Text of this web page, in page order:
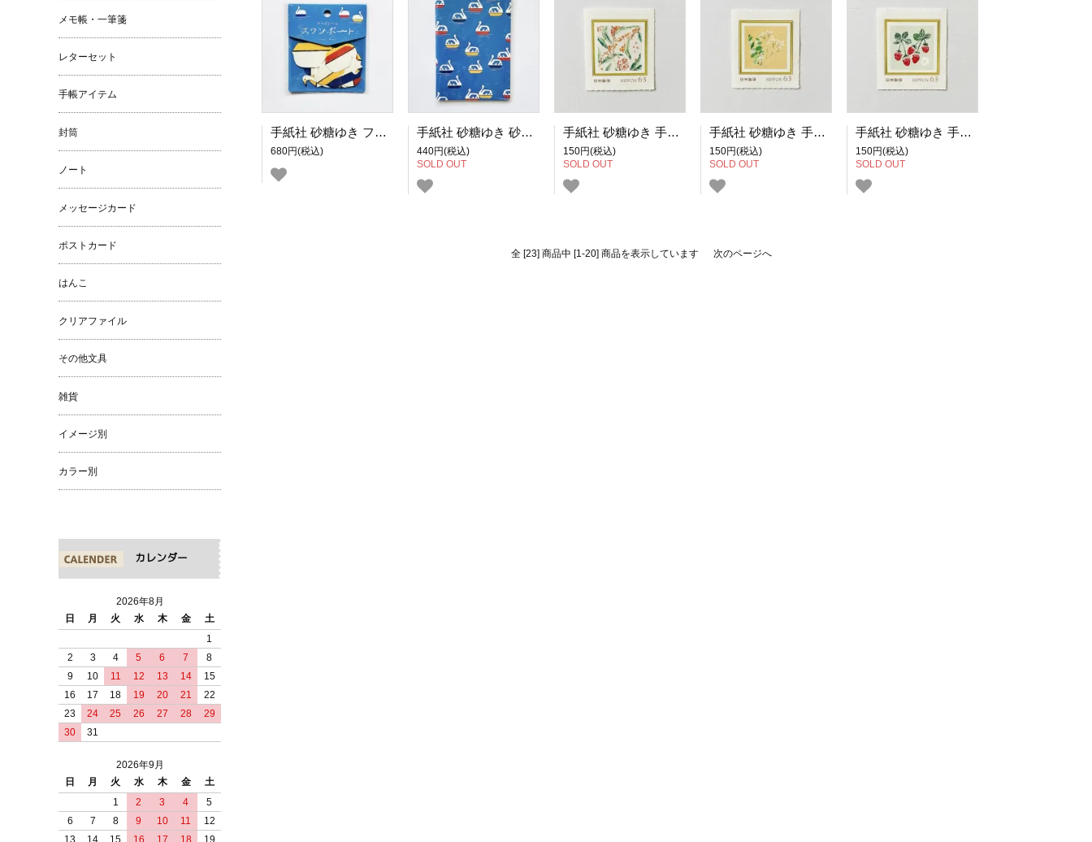
手紙社 砂糖ゆき フレークシール スワンボート
680円(税込)
手紙社 砂糖ゆき 砂糖ゆき かどまるノート スワンボート
440円(税込)
SOLD OUT
手紙社 砂糖ゆき 手紙社オリジナル切手 金木犀
150円(税込)
SOLD OUT
手紙社 砂糖ゆき 手紙社オリジナル切手 ユーカリプタスとかすみ草
150円(税込)
SOLD OUT
手紙社 砂糖ゆき 手紙社オリジナル切手 いちご
150円(税込)
SOLD OUT
全 [23] 商品中 [1-20] 商品を表示しています 次のページへ
メモ帳・一筆箋
レターセット
手帳アイテム
封筒
ノート
メッセージカード
ポストカード
はんこ
クリアファイル
その他文具
雑貨
イメージ別
カラー別
カレンダー
2026年8月
日
月 火 水 木 金
土
1
2
3 4 5 6 7
8
9
10 11 12 13 14
15
16
17 18 19 20 21
22
23
24 25 26 27 28
29
30
31
2026年9月
日
月 火 水 木 金
土
1
2 3 4
5
6
7 8 9 10 11
12
13
14 15 16 17 18 19